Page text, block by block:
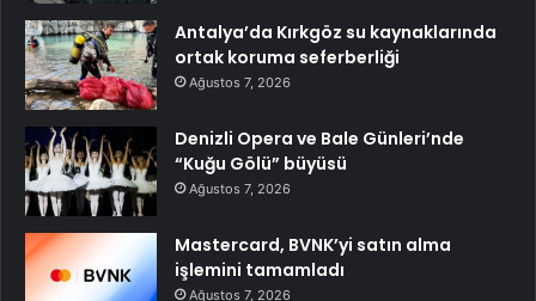
Antalya’da Kırkgöz su kaynaklarında
ortak koruma seferberliği
Ağustos 7, 2026
Denizli Opera ve Bale Günleri’nde
“Kuğu Gölü” büyüsü
Ağustos 7, 2026
Mastercard, BVNK’yi satın alma
işlemini tamamladı
Ağustos 7, 2026